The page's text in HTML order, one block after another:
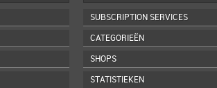
SUBSCRIPTION SERVICES
CATEGORIEËN
SHOPS
STATISTIEKEN